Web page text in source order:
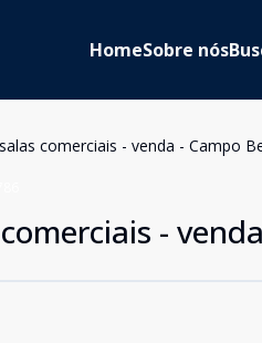
HomeSobre nós
comerciais - venda - Campo
-